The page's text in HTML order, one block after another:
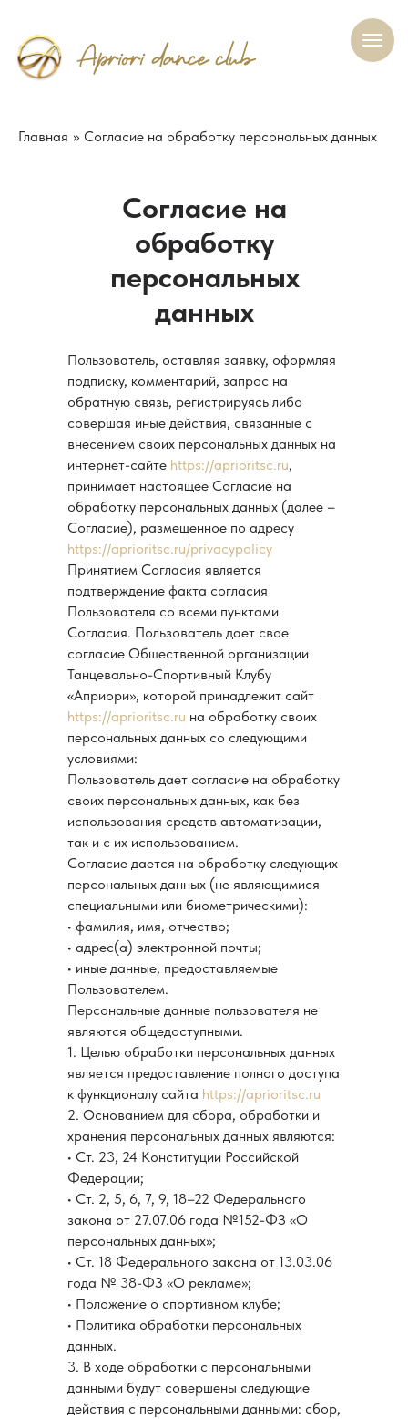
Участникам Наша гордость
Главная » Согласие на обработку персональных данных
Пользователь, оставляя заявку, оформляя
подписку, комментарий, запрос на
обратную связь, регистрируясь либо
совершая иные действия, связанные с
внесением своих персональных данных на
интернет-сайте https://aprioritsc.ru,
принимает настоящее Согласие на
обработку персональных данных (далее –
Согласие), размещенное по адресу
https://aprioritsc.ru/privacypolicy
Принятием Согласия является
подтверждение факта согласия
Пользователя со всеми пунктами
Согласия. Пользователь дает свое
согласие Общественной организации
Танцевально-Спортивный Клубу
«Априори», которой принадлежит сайт
https://aprioritsc.ru на обработку своих
персональных данных со следующими
условиями:
Пользователь дает согласие на обработку
своих персональных данных, как без
использования средств автоматизации,
так и с их использованием.
Согласие дается на обработку следующих
персональных данных (не являющимися
специальными или биометрическими):
• фамилия, имя, отчество;
• адрес(а) электронной почты;
• иные данные, предоставляемые
Пользователем.
Персональные данные пользователя не
являются общедоступными.
1. Целью обработки персональных данных
является предоставление полного доступа
к функционалу сайта https://aprioritsc.ru
2. Основанием для сбора, обработки и
хранения персональных данных являются:
• Ст. 23, 24 Конституции Российской
Федерации;
• Ст. 2, 5, 6, 7, 9, 18–22 Федерального
закона от 27.07.06 года №152-ФЗ «О
персональных данных»;
• Ст. 18 Федерального закона от 13.03.06
года № 38-ФЗ «О рекламе»;
• Положение о спортивном клубе;
• Политика обработки персональных
данных.
3. В ходе обработки с персональными
данными будут совершены следующие
действия с персональными данными: сбор,
Согласие на
обработку
персональных
данных